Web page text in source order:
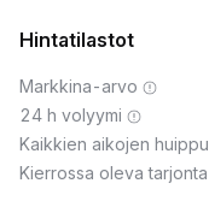
Hintatilastot
Markkina-arvo
24 h volyymi
Kaikkien aikojen huippu
Kierrossa oleva tarjonta